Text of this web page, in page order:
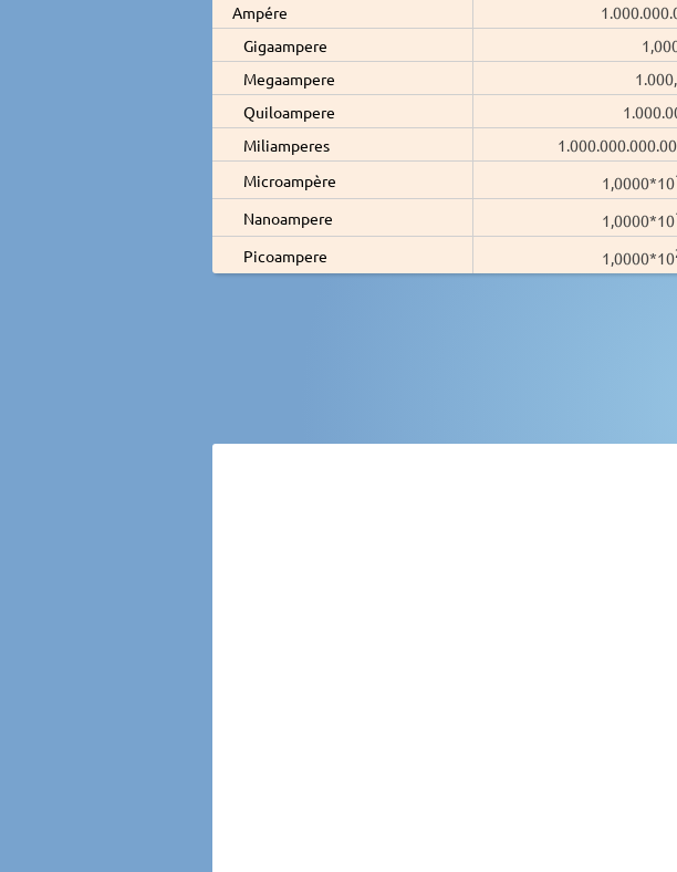
Ampére
Gigaampere
Megaampere
Quiloampere
Miliamperes
Microampère
1,0000*10
Nanoampere
1,0000*10
Picoampere
1,0000*10